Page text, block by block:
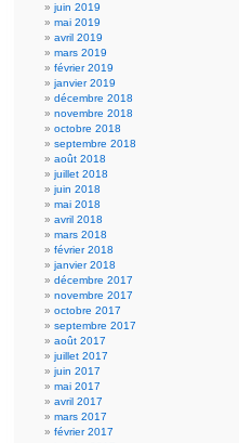
juin 2019
mai 2019
avril 2019
mars 2019
février 2019
janvier 2019
décembre 2018
novembre 2018
octobre 2018
septembre 2018
août 2018
juillet 2018
juin 2018
mai 2018
avril 2018
mars 2018
février 2018
janvier 2018
décembre 2017
novembre 2017
octobre 2017
septembre 2017
août 2017
juillet 2017
juin 2017
mai 2017
avril 2017
mars 2017
février 2017